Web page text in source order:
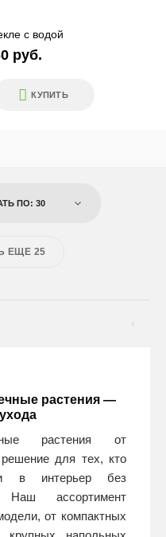
с водой
руб.
КУПИТЬ
ЕЩЕ 25
ПО: 30
растения —
растения от
для тех, кто
в интерьер без
Наш ассортимент
от компактных